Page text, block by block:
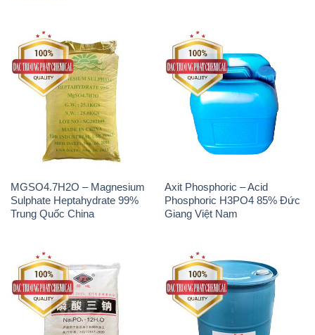
MGSO4.7H2O – Magnesium
Sulphate Heptahydrate 99%
Trung Quốc China
Axit Phosphoric – Acid
Phosphoric H3PO4 85% Đức
Giang Việt Nam